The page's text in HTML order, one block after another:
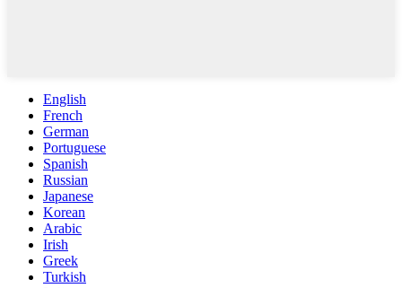
English
French
German
Portuguese
Spanish
Russian
Japanese
Korean
Arabic
Irish
Greek
Turkish